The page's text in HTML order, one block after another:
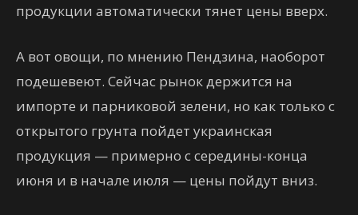
продукции автоматически тянет цены вверх.
А вот овощи, по мнению Пендзина, наоборот
подешевеют. Сейчас рынок держится на
импорте и парниковой зелени, но как только с
открытого грунта пойдет украинская
продукция — примерно с середины-конца
июня и в начале июля — цены пойдут вниз.